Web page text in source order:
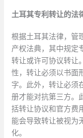
土耳其专利转让的法
根据土耳其法律，管
产权法典，其中规定
转让或许可协议转让
性，转让必须以书面
字。此外，转让必须
册才能对抗第三方。
括转让协议和官方费
能会导致转让被视为
化。